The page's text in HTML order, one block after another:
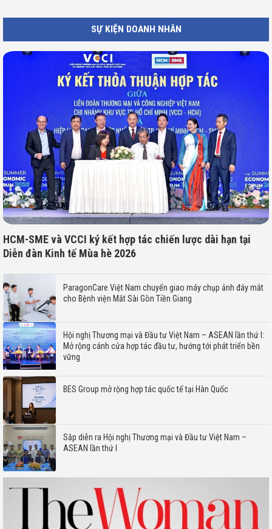
SỰ KIỆN DOANH NHÂN
HCM-SME và VCCI ký kết hợp tác chiến lược dài hạn tại
Diễn đàn Kinh tế Mùa hè 2026
ParagonCare Việt Nam chuyển giao máy chụp ảnh đáy mắt
cho Bệnh viện Mắt Sài Gòn Tiền Giang
Hội nghị Thương mại và Đầu tư Việt Nam – ASEAN lần thứ I:
Mở rộng cánh cửa hợp tác đầu tư, hướng tới phát triển bền
vững
BES Group mở rộng hợp tác quốc tế tại Hàn Quốc
Sắp diễn ra Hội nghị Thương mại và Đầu tư Việt Nam –
ASEAN lần thứ I